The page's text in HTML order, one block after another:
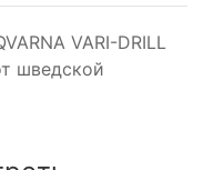
VARI-DRILL
шведской